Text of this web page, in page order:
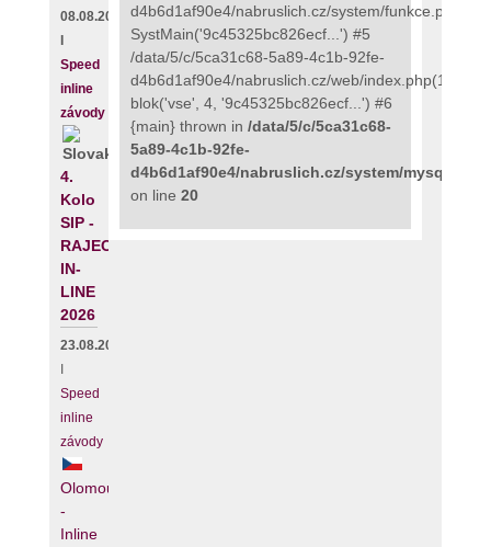
08.08.2026
Speed
inline
závody
4.
Kolo
SIP -
RAJECKÝ
IN-
LINE
2026
23.08.2026
Speed
inline
závody
Olomouc
-
Inline
d4b6d1af90e4/nabruslich.cz/system/
SystMain('9c45325bc826ecf...') #5
/data/5/c/5ca31c68-5a89-4c1b-92fe-
d4b6d1af90e4/nabruslich.cz/web/index.php(111):
blok('vse', 4, '9c45325bc826ecf...') #6
{main} thrown in /data/5/c/5ca31c68-
5a89-4c1b-92fe-
d4b6d1af90e4/nabruslich.cz/system/
on line 20